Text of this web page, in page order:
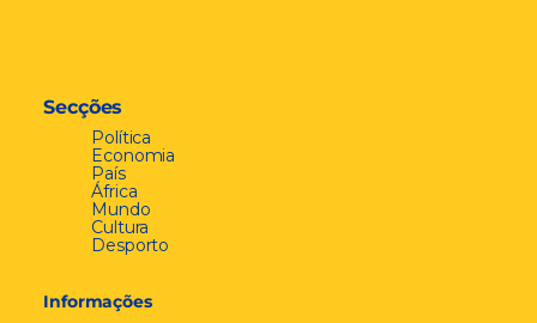
Secções
Política
Economia
País
África
Mundo
Cultura
Desporto
Informações